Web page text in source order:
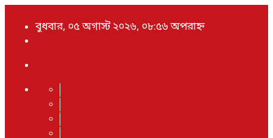
বুধবার, ০৫ অগাস্ট ২০২৬, ০৮:৫৬ অপরাহ্ন